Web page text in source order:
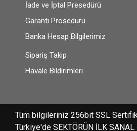
İade ve İptal Presedürü
Garanti Prosedürü
Banka Hesap Bilgilerimiz
Sipariş Takip
Havale Bildirimleri
Tüm bilgileriniz 256bit SSL
Türkiye'de SEKTÖRÜN İLK